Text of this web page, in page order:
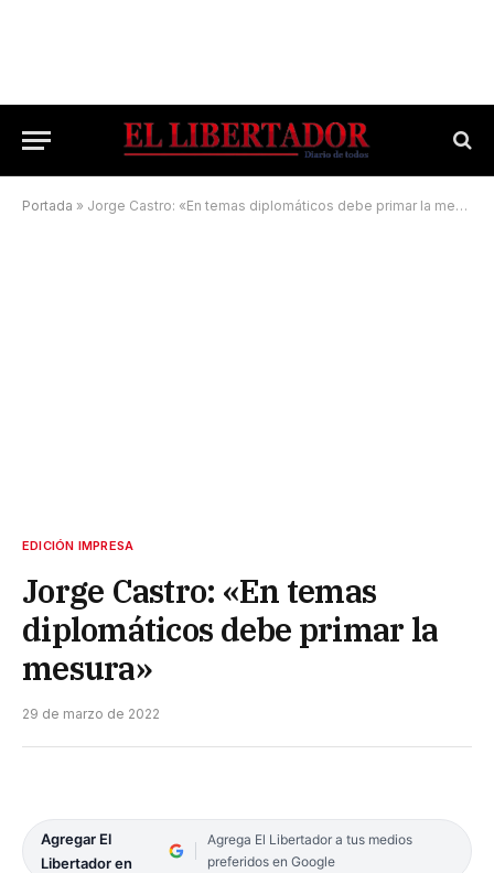
Portada » Jorge Castro: «En temas diplomáticos debe primar la mesura»
EDICIÓN IMPRESA
Jorge Castro: «En temas
diplomáticos debe primar la
mesura»
29 de marzo de 2022
Agregar El
Libertador en
Agrega El Libertador a tus medios
preferidos en Google